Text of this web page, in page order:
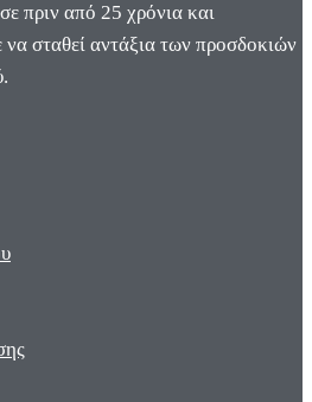
πριν από 25 χρόνια και
σταθεί αντάξια των προσδοκιών